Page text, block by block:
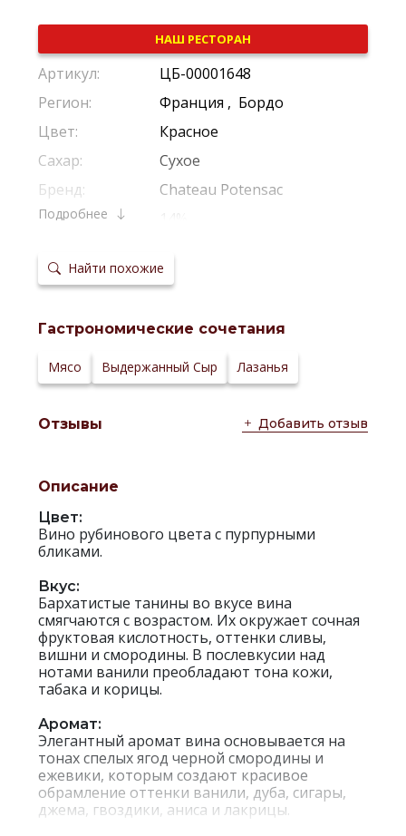
НАШ РЕСТОРАН
Артикул:
ЦБ-00001648
Регион:
Франция , Бордо
Цвет:
Красное
Сахар:
Сухое
Бренд:
Chateau Potensac
Крепость:
Виноград:
Мерло
хранения:
Температура
16–18 °С
Сайт
производителя:
Подробнее
Найти похожие
Гастрономические сочетания
Мясо Выдержанный Сыр Лазанья
Отзывы Добавить отзыв
Описание
Цвет:
Вино рубинового цвета с пурпурными
бликами.
Вкус:
Бархатистые танины во вкусе вина
смягчаются с возрастом. Их окружает сочная
фруктовая кислотность, оттенки сливы,
вишни и смородины. В послевкусии над
нотами ванили преобладают тона кожи,
табака и корицы.
Аромат:
Элегантный аромат вина основывается на
тонах спелых ягод черной смородины и
ежевики, которым создают красивое
обрамление оттенки ванили, дуба, сигары,
джема, гвоздики, аниса и лакрицы.